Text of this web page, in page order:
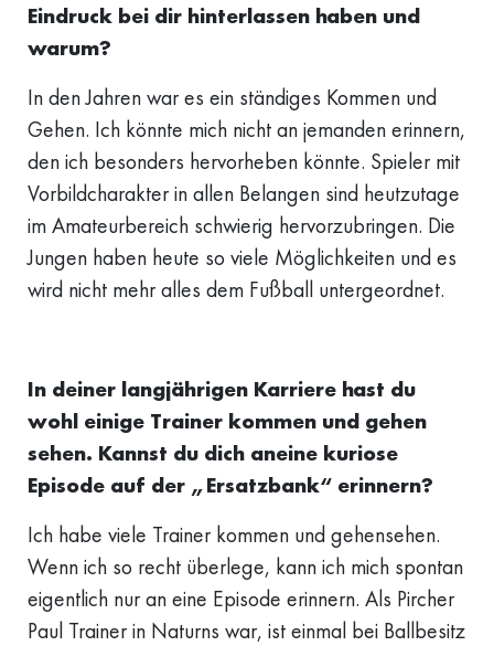
Eindruck bei dir hinterlassen haben und
warum?
In den Jahren war es ein ständiges Kommen und
Gehen. Ich könnte mich nicht an jemanden erinnern,
den ich besonders hervorheben könnte. Spieler mit
Vorbildcharakter in allen Belangen sind heutzutage
im Amateurbereich schwierig hervorzubringen. Die
Jungen haben heute so viele Möglichkeiten und es
wird nicht mehr alles dem Fußball untergeordnet.
In deiner langjährigen Karriere hast du
wohl einige Trainer kommen und gehen
sehen. Kannst du dich aneine kuriose
Episode auf der „Ersatzbank“ erinnern?
Ich habe viele Trainer kommen und gehensehen.
Wenn ich so recht überlege, kann ich mich spontan
eigentlich nur an eine Episode erinnern. Als Pircher
Paul Trainer in Naturns war, ist einmal bei Ballbesitz